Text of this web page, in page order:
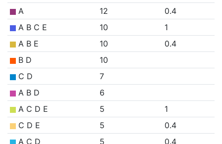
A
12
0.4
A B C E
10
1
A B E
10
0.4
B D
10
C D
7
A B D
6
A C D E
5
1
C D E
5
0.4
A C D
5
0.4